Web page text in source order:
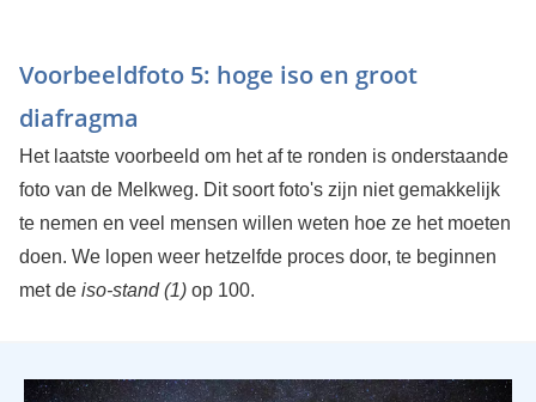
Voorbeeldfoto 5: hoge iso en groot
diafragma
Het laatste voorbeeld om het af te ronden is onderstaande
foto van de Melkweg. Dit soort foto's zijn niet gemakkelijk
te nemen en veel mensen willen weten hoe ze het moeten
doen. We lopen weer hetzelfde proces door, te beginnen
met de iso-stand (1)op 100.